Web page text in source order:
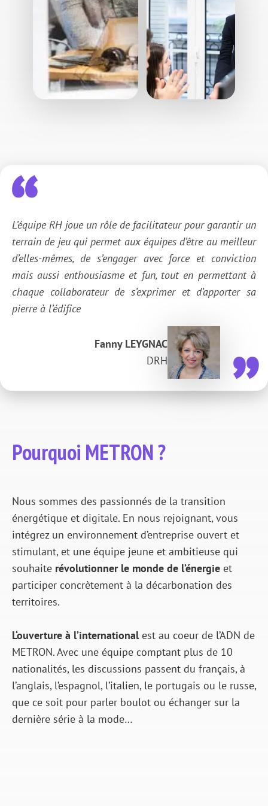
L’équipe RH joue un rôle de facilitateur pour garantir un
terrain de jeu qui permet aux équipes d’être au meilleur
d’elles-mêmes, de s’engager avec force et conviction
mais aussi enthousiasme et fun, tout en permettant à
chaque collaborateur de s’exprimer et d’apporter sa
pierre à l’édifice
Fanny LEYGNAC
DRH
Pourquoi METRON ?
Nous sommes des passionnés de la transition
énergétique et digitale. En nous rejoignant, vous
intégrez un environnement d’entreprise ouvert et
stimulant, et une équipe jeune et ambitieuse qui
souhaite révolutionner le monde de l’énergie et
participer concrètement à la décarbonation des
territoires.
L‘ouverture à l’internationalest au coeur de l’ADN de
METRON. Avec une équipe comptant plus de 10
nationalités, les discussions passent du français, à
l’anglais, l’espagnol, l’italien, le portugais ou le russe,
que ce soit pour parler boulot ou échanger sur la
dernière série à la mode…